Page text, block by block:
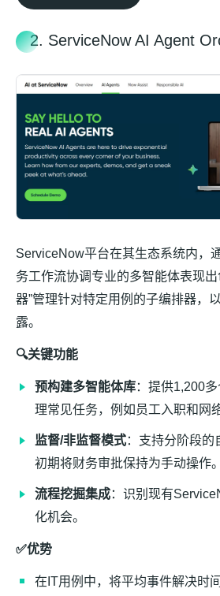
2. ServiceNow AI Agent
ServiceNow平台在其生态系统内，
务工作流协调专业的多智能体表现
器”管理针对特定用例的子编排器，
露。
🔍关键功能
预构建多智能体库：提供1,200
理常见任务，例如员工入职和网
监督/非监督模式：支持分阶段的
初期将财务审批保持为手动操作。
流程挖掘集成：识别现有
化机会。
✅优势
在IT用例中，将平均事件解决时